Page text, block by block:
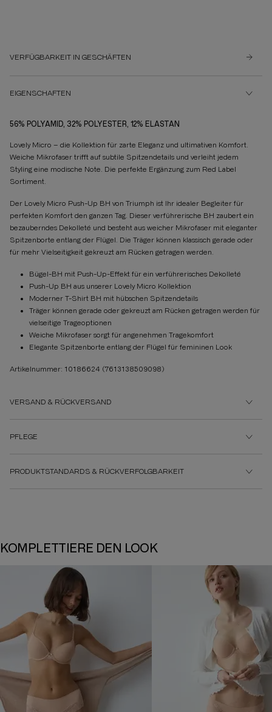
VERFÜGBARKEIT IN GESCHÄFTEN
EIGENSCHAFTEN
56% POLYAMID, 32% POLYESTER, 12% ELASTAN
Lovely Micro – die Kollektion für zarte Eleganz und ultimativen Komfort.
Weiche Mikrofaser trifft auf subtile Spitzendetails und verleiht jedem
Styling eine modische Note. Die perfekte Ergänzung zum Red Label
Sortiment.
Der Lovely Micro Push-Up BH von Triumph ist Ihr idealer Begleiter für
perfekten Komfort den ganzen Tag. Dieser verführerische BH zaubert ein
bezauberndes Dekolleté und besteht aus weicher Mikrofaser mit eleganter
Spitzenborte entlang der Flügel. Die Träger können klassisch gerade oder
für mehr Vielseitigkeit gekreuzt am Rücken getragen werden.
Bügel-BH mit Push-Up-Effekt für ein verführerisches Dekolleté
Push-Up BH aus unserer Lovely Micro Kollektion
Moderner T-Shirt BH mit hübschen Spitzendetails
Träger können gerade oder gekreuzt am Rücken getragen werden für
vielseitige Trageoptionen
Weiche Mikrofaser sorgt für angenehmen Tragekomfort
Elegante Spitzenborte entlang der Flügel für femininen Look
Artikelnummer: 10186624 (7613138509098)
VERSAND & RÜCKVERSAND
PFLEGE
PRODUKTSTANDARDS & RÜCKVERFOLGBARKEIT
KOMPLETTIERE DEN LOOK